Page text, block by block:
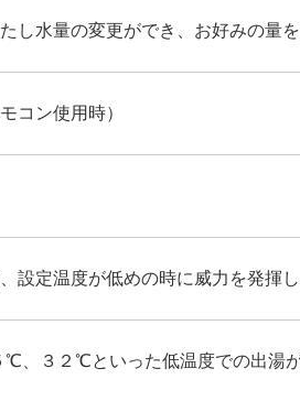
し水量の変更ができ、お好みの量を
コン使用時）
設定温度が低めの時に威力を発揮し
、３２℃といった低温度での出湯